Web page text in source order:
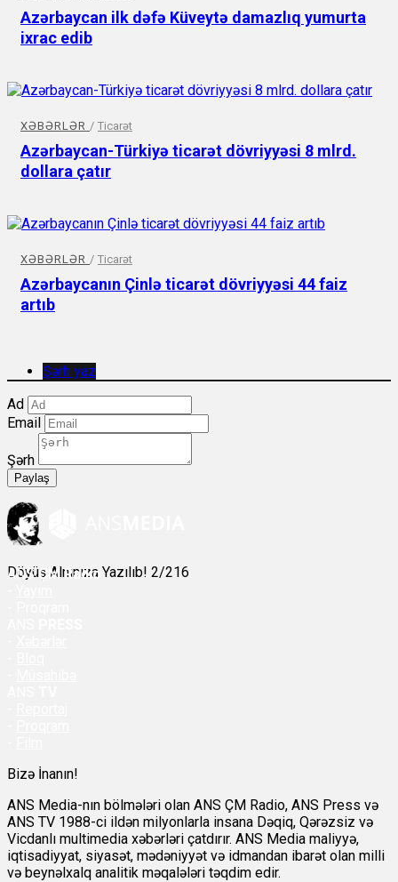
Azərbaycan ilk dəfə Küveytə damazlıq yumurta
ixrac edib
XƏBƏRLƏR / Ticarət
Azərbaycan-Türkiyə ticarət dövriyyəsi 8 mlrd.
dollara çatır
XƏBƏRLƏR / Ticarət
Azərbaycanın Çinlə ticarət dövriyyəsi 44 faiz
artıb
Şərh yaz
Ad
Email
Şərh
Paylaş
Döyüş Alnınıza Yazılıb! 2/216
ANSÇM Radio
Bizə İnanın!
ANS Media-nın bölmələri olan ANS ÇM Radio, ANS Press və
ANS TV 1988-ci ildən milyonlarla insana Dəqiq, Qərəzsiz və
Vicdanlı multimedia xəbərləri çatdırır. ANS Media maliyyə,
iqtisadiyyat, siyasət, mədəniyyət və idmandan ibarət olan milli
və beynəlxalq analitik məqalələri təqdim edir.